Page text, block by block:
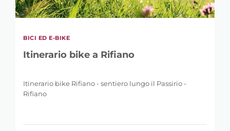
BICI ED E-BIKE
Itinerario bike a Rifiano
Itinerario bike Rifiano - sentiero lungo il Passirio -
Rifiano